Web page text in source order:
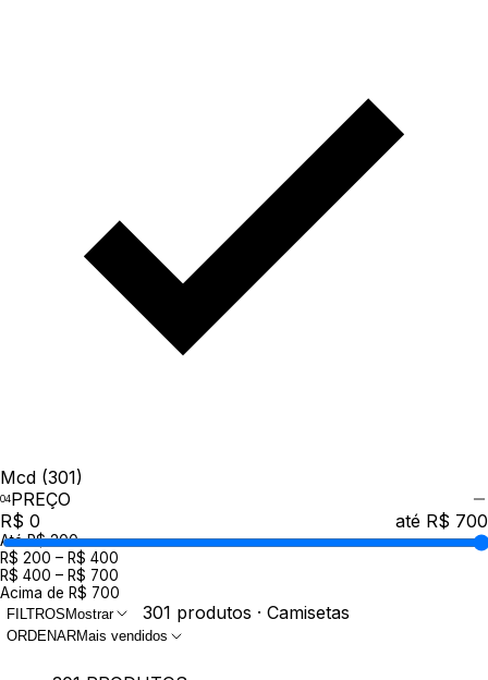
Mcd (301)
PREÇO
R$ 0
até R$ 700
Até R$ 200
R$ 200 – R$ 400
R$ 400 – R$ 700
Acima de R$ 700
FILTROS Mostrar 301 produtos · Camisetas
ORDENARMais vendidos